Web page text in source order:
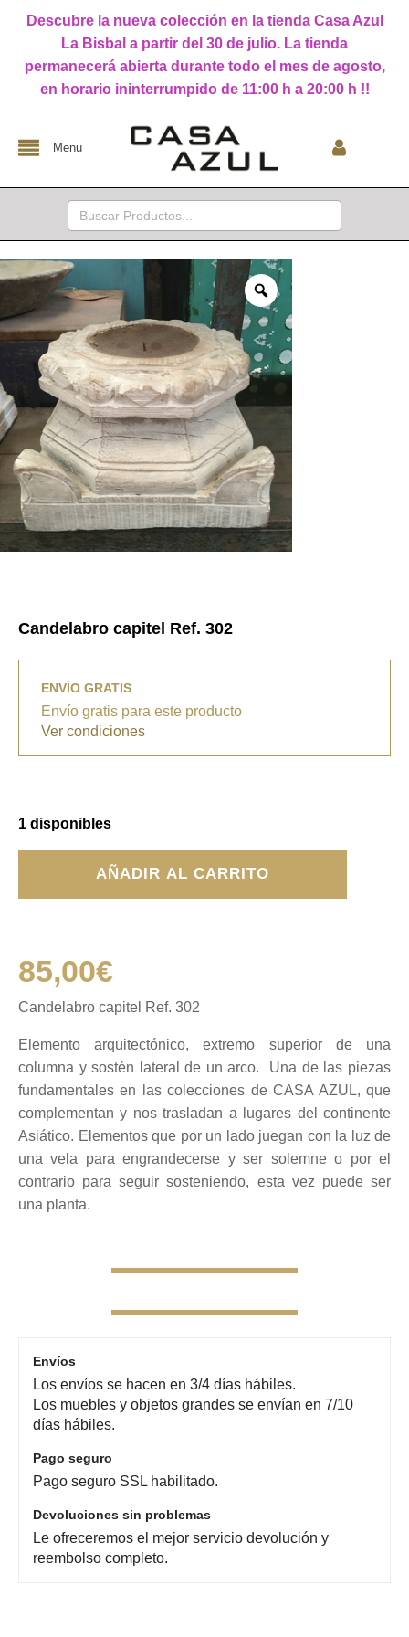
Descubre la nueva colección en la tienda Casa Azul
La Bisbal a partir del 30 de julio. La tienda
permanecerá abierta durante todo el mes de agosto,
en horario ininterrumpido de 11:00 h a 20:00 h !!
Menu
Buscar:
Candelabro capitel Ref. 302
ENVÍO GRATIS
Envío gratis para este producto
Ver condiciones
1 disponibles
Ref.
AÑADIR AL CARRITO
85,00€
Candelabro capitel Ref. 302
Elemento arquitectónico, extremo superior de una
columna y sostén lateral de un arco. Una de las piezas
fundamentales en las colecciones de CASA AZUL, que
complementan y nos trasladan a lugares del continente
Asiático. Elementos que por un lado juegan con la luz de
una vela para engrandecerse y ser solemne o por el
contrario para seguir sosteniendo, esta vez puede ser
una planta.
Envíos
Los envíos se hacen en 3/4 días hábiles.
Los muebles y objetos grandes se envían en 7/10
días hábiles.
Pago seguro
Pago seguro SSL habilitado.
Devoluciones sin problemas
Le ofreceremos el mejor servicio devolución y
reembolso completo.